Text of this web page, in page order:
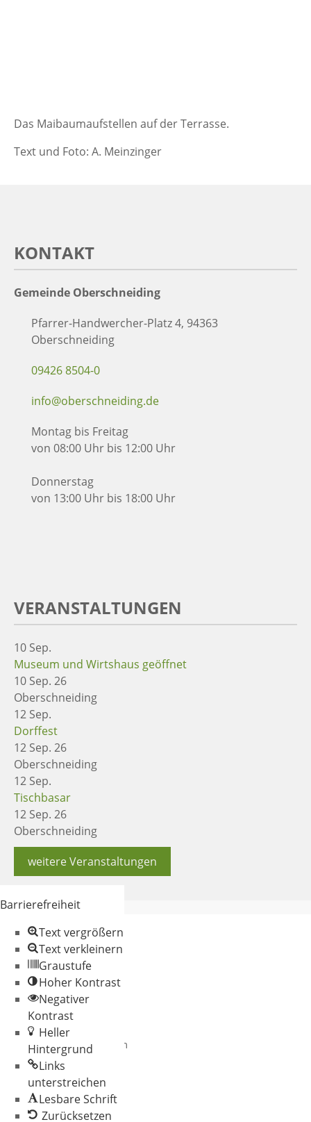
Das Maibaumaufstellen auf der Terrasse.
Text und Foto: A. Meinzinger
KONTAKT
Gemeinde Oberschneiding
Pfarrer-Handwercher-Platz 4, 94363
Oberschneiding
09426 8504-0
info@oberschneiding.de
Montag bis Freitag
von 08:00 Uhr bis 12:00 Uhr
Donnerstag
von 13:00 Uhr bis 18:00 Uhr
VERANSTALTUNGEN
10 Sep.
Museum und Wirtshaus geöffnet
10 Sep. 26
Oberschneiding
12 Sep.
Dorffest
12 Sep. 26
Oberschneiding
12 Sep.
Tischbasar
12 Sep. 26
Oberschneiding
weitere Veranstaltungen
© 2026 Gemeinde
Oberschneiding
Datenschutz
Impressum
Barrierefreiheit
Text vergrößern
Text verkleinern
Graustufe
Hoher Kontrast
Negativer
Kontrast
Heller
Hintergrund
Links
unterstreichen
Lesbare Schrift
Zurücksetzen